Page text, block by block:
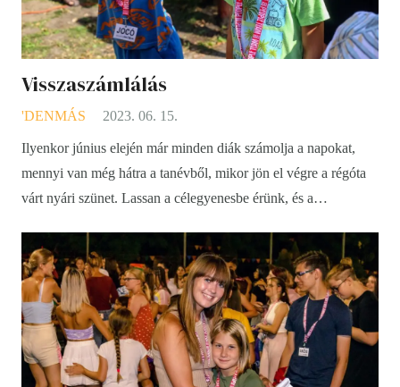
Visszaszámlálás
'DENMÁS 2023. 06. 15.
Ilyenkor június elején már minden diák számolja a napokat,
mennyi van még hátra a tanévből, mikor jön el végre a régóta
várt nyári szünet. Lassan a célegyenesbe érünk, és a…